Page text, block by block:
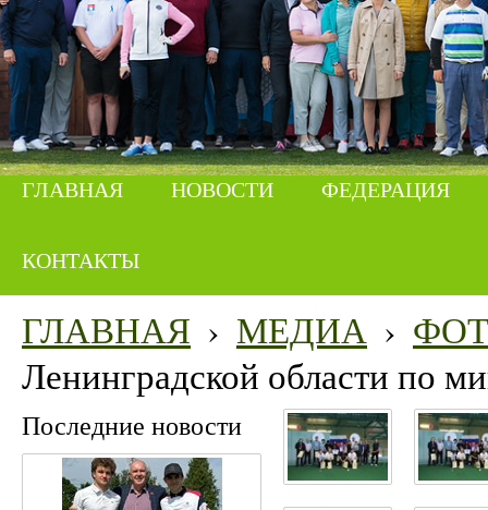
ГЛАВНАЯ НОВОСТИ ФЕДЕРАЦИЯ
КОНТАКТЫ
ГЛАВНАЯ › МЕДИА ›
Ленинградской области по
Последние новости